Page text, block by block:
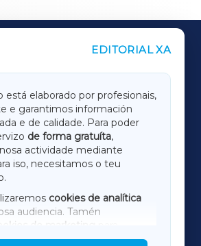
EDITORIAL XA
está elaborado por profesionais,
e garantimos información
e de calidade. Para poder
de forma gratuíta,
actividade mediante
iso, necesitamos o teu
cookies de analítica
audiencia. Tamén
de marketing
de terceiros.
LUGOXA
TERRACHAXA
AMARIÑAXA